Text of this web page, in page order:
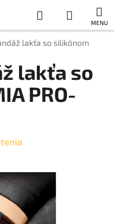
Hľadať
KOŠÍK
lakťa so silikónom
lakťa so
PRO-